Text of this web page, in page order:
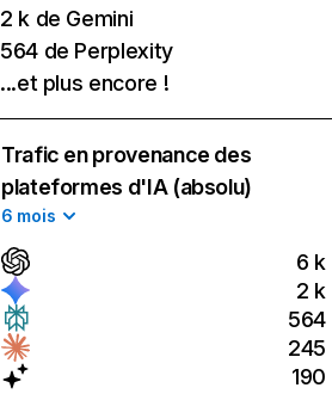
2 k de Gemini
564 de Perplexity
...et plus encore !
Trafic en provenance des
plateformes d'IA (absolu)
6 mois
6 k
2 k
564
245
190